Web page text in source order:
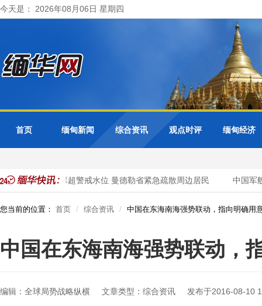
今天是： 2026年08月06日 星期四
首页 缅甸新闻 综合资讯 观点时评 缅甸经济
色都基水库超警戒水位 曼德勒省紧急疏散周边居民 中国军舰
您当前的位置： 首页 综合资讯 中国在东海南海强势联动，指向明确用
中国在东海南海强势联动，
编辑：全球局势战略纵横 文章类型：综合资讯 发布于2016-08-10